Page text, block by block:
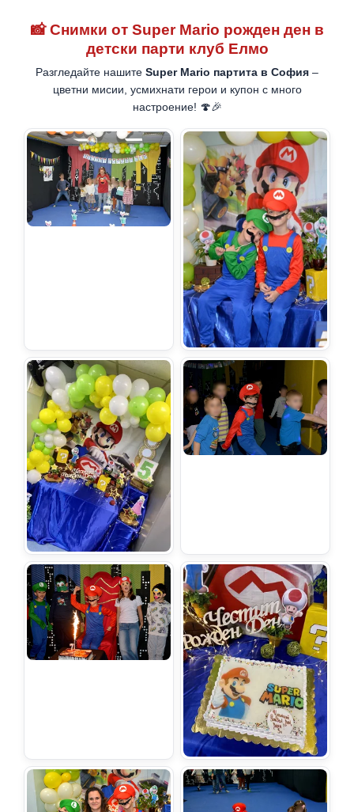
📸 Снимки от Super Mario рожден ден в
детски парти клуб Елмо
Разгледайте нашите Super Mario партита в София –
цветни мисии, усмихнати герои и купон с много
настроение! 🍄🎉